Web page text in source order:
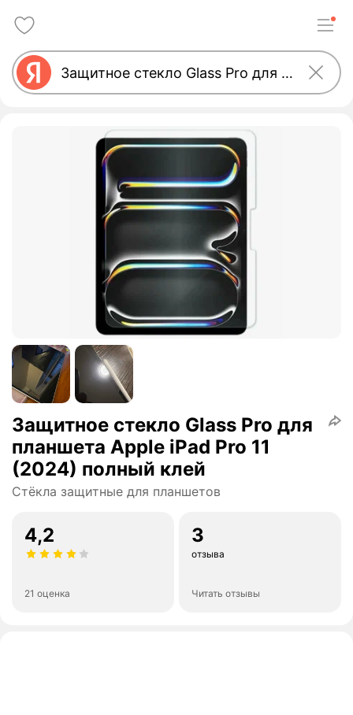
Защитное стекло Glass Pro для
планшета Apple iPad Pro 11
(2024) полный клей
Стёкла защитные для планшетов
4,2
21 оценка
3
отзыва
Читать отзывы